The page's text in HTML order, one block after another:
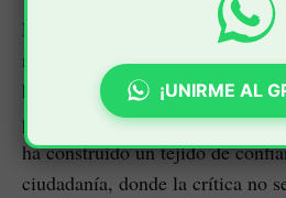
Esta posición de vanguardia en
medios es el reflejo del legado
han pasado por esta redacción.
periodista publique según sus
ha construido un tejido de
ciudadanía, donde la crítica no
¡UNIRME AL